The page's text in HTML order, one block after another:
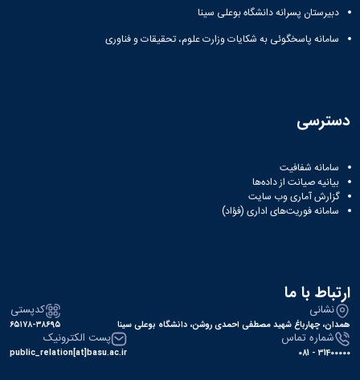
دبیرستان پسرانه دانشگاه بوعلی سینا
سامانه پاسخگوئی به شکایات وزارت علوم، تحقیقات و فناوری
دسترسی
سامانه شفافیت
بیانیه صیانت از داده‌ها
گزارش آماری وب‌ سایت
سامانه فوریت‌های اداری (فؤاد)
ارتباط با ما
نشانی
همدان، چهارباغ شهید مصطفی احمدی روشن، دانشگاه بوعلی سینا
کدپستی
۶۵۱۷۸-۳۸۶۹۵
شماره تماس
31400000 - 081
پست الکترونیک
public_relation[at]basu.ac.ir